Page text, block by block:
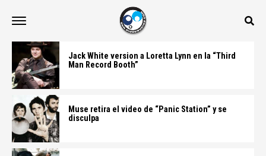
Jack White version a Loretta Lynn en la “Third
Man Record Booth”
Muse retira el video de “Panic Station” y se
disculpa